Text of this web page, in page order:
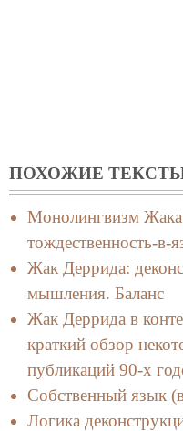
ПОХОЖИЕ
Монолингвизм Жака
тождественность-в-
Жак Деррида:
мышления. Баланс
Жак Деррида в
краткий обзор
публикаций 90-х
Собственный язык
Логика